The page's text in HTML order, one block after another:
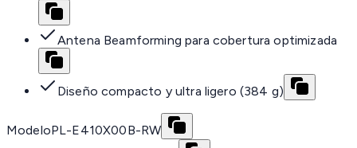
Antena Beamforming para cobertura optimizada
Diseño compacto y ultra ligero (384 g)
ModeloPL-E410X00B-RW